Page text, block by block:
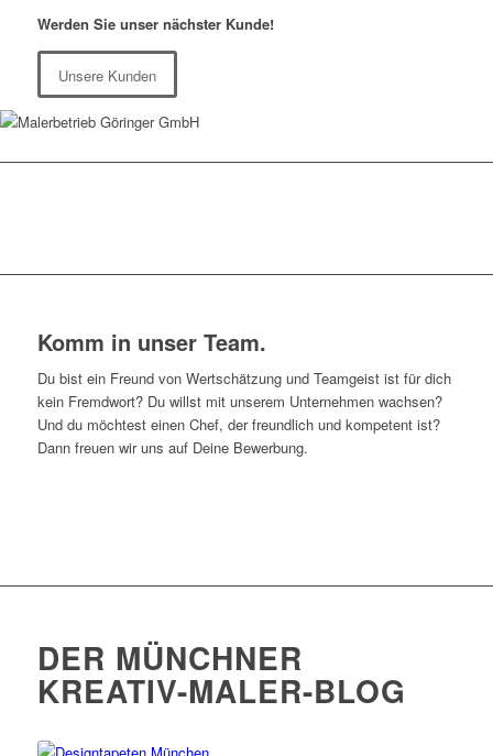
Werden Sie unser nächster Kunde!
Unsere Kunden
Komm in unser Team.
Du bist ein Freund von Wertschätzung und Teamgeist ist für dich
kein Fremdwort? Du willst mit unserem Unternehmen wachsen?
Und du möchtest einen Chef, der freundlich und kompetent ist?
Dann freuen wir uns auf Deine Bewerbung.
DER MÜNCHNER
KREATIV-MALER-BLOG